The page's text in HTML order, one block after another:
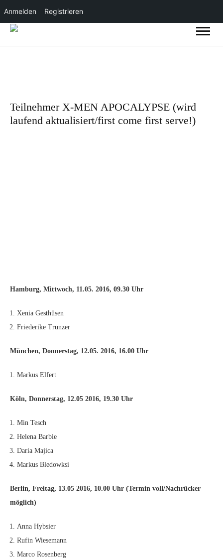
Anmelden Registrieren
Teilnehmer X-MEN APOCALYPSE (wird
laufend aktualisiert/first come first serve!)
Hamburg, Mittwoch, 11.05. 2016, 09.30 Uhr
Xenia Gesthüsen
Friederike Trunzer
München, Donnerstag, 12.05. 2016, 16.00 Uhr
Markus Elfert
Köln, Donnerstag, 12.05 2016, 19.30 Uhr
Min Tesch
Helena Barbie
Daria Majica
Markus Bledowksi
Berlin, Freitag, 13.05 2016, 10.00 Uhr (Termin voll/Nachrücker
möglich)
Anna Hybsier
Rufin Wiesemann
Marco Rosenberg